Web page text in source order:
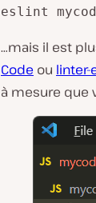
eslint
…mais il est
Code ou linter-
à mesure que